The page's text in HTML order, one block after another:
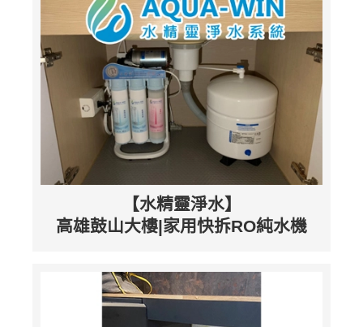
【水精靈淨水】
高雄鼓山大樓|家用快拆RO純水機